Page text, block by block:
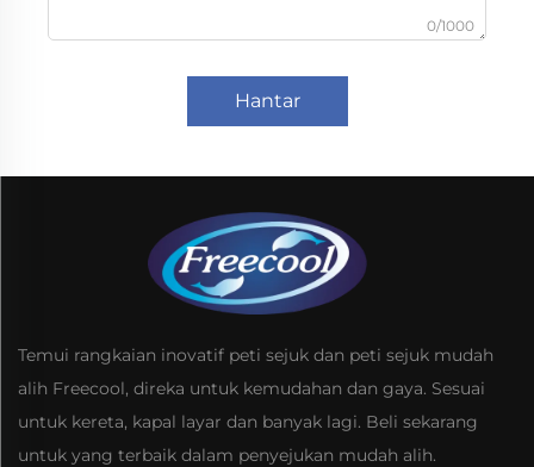
0/1000
Hantar
Temui rangkaian inovatif peti sejuk dan peti sejuk mudah
alih Freecool, direka untuk kemudahan dan gaya. Sesuai
untuk kereta, kapal layar dan banyak lagi. Beli sekarang
untuk yang terbaik dalam penyejukan mudah alih.